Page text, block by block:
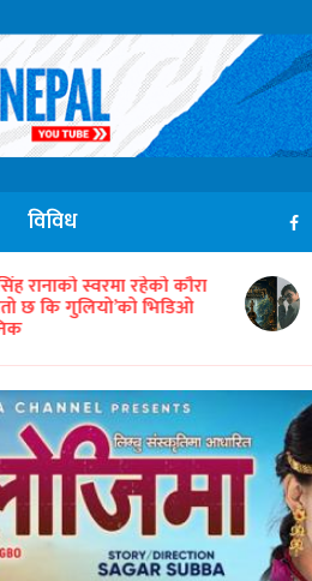
विविध
रानाको स्वरमा रहेको कौरा
छ कि गुलियो’को भिडिओ